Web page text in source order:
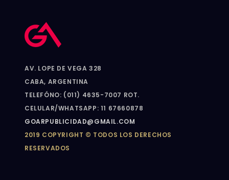
AV. LOPE DE VEGA 328
CABA, ARGENTINA
TELEFÓNO: (011) 4635-7007 ROT.
CELULAR/WHATSAPP: 11 67660878
GOARPUBLICIDAD@GMAIL.COM
2019 COPYRIGHT © TODOS LOS DERECHOS
RESERVADOS